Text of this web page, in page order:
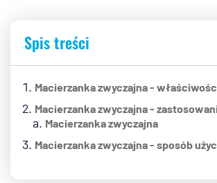
Spis treści
Macierzanka zwyczajna -
Macierzanka zwyczajna -
Macierzanka zwyczajna
Macierzanka zwyczajna - sposób